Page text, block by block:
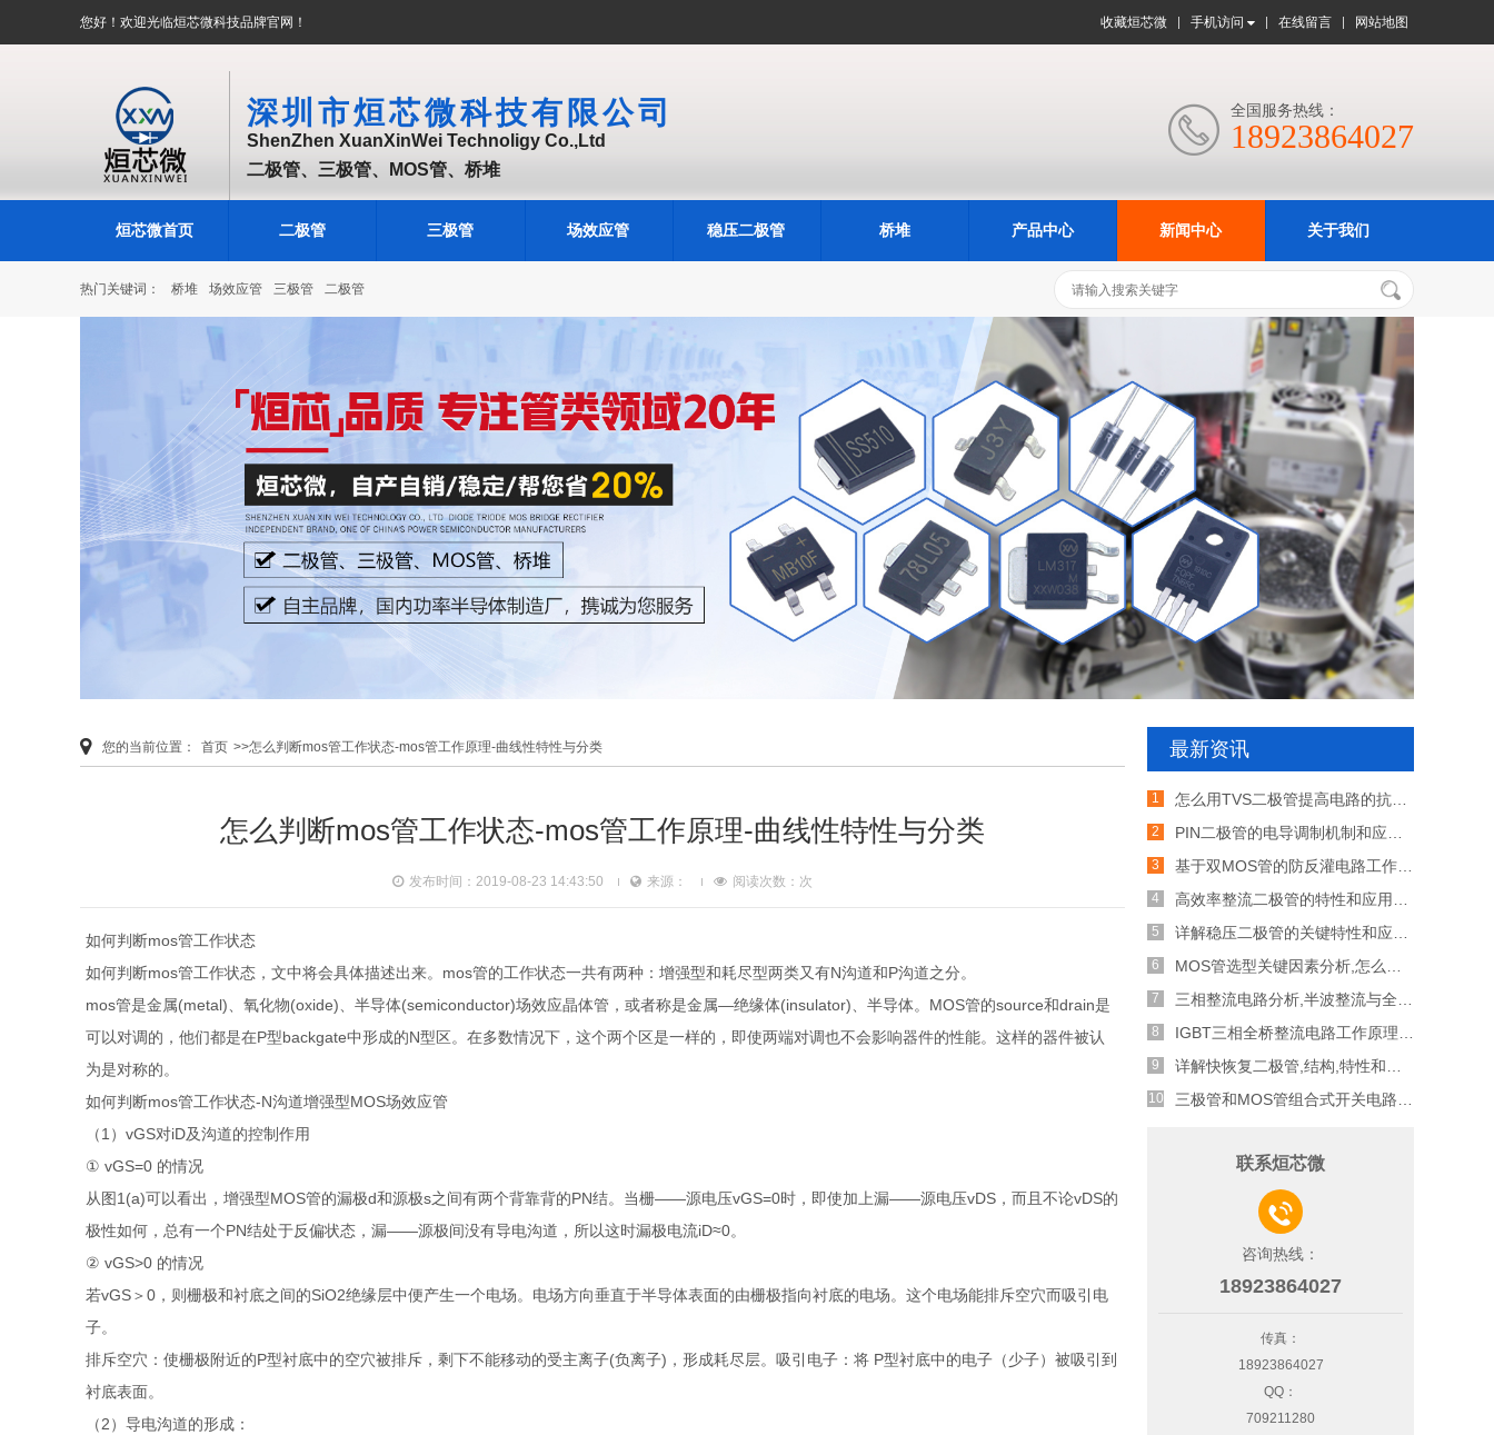
您好！欢迎光临烜芯微科技品牌官网！ 收藏烜芯微 手机访问 在线留言 网站地图
深圳市烜芯微科技有限公司
ShenZhen XuanXinWei Technoligy Co.,Ltd
二极管、三极管、MOS管、桥堆
 全国服务热线：
18923864027
烜芯微首页 二极管 三极管 场效应管 稳压二极管 桥堆 产品中心 新闻中心 关于我们
热门关键词： 桥堆 场效应管 三极管 二极管
您的当前位置： 首页 >>怎么判断mos管工作状态-mos管工作原理-曲线性特性与分类
怎么判断mos管工作状态-mos管工作原理-曲线性特性与分类
发布时间：2019-08-23 14:43:50 来源： 阅读次数： 次
如何判断mos管工作状态
如何判断mos管工作状态，文中将会具体描述出来。mos管的工作状态一共有两种：增强型和耗尽型两类又有N沟道和P沟道之分。
mos管是金属(metal)、氧化物(oxide)、半导体(semiconductor)场效应晶体管，或者称是金属—绝缘体(insulator)、半导体。MOS管的source和drain是
可以对调的，他们都是在P型backgate中形成的N型区。在多数情况下，这个两个区是一样的，即使两端对调也不会影响器件的性能。这样的器件被认
为是对称的。
如何判断mos管工作状态-N沟道增强型MOS场效应管
（1）vGS对iD及沟道的控制作用
① vGS=0 的情况
从图1(a)可以看出，增强型MOS管的漏极d和源极s之间有两个背靠背的PN结。当栅——源电压vGS=0时，即使加上漏——源电压vDS，而且不论vDS的
极性如何，总有一个PN结处于反偏状态，漏——源极间没有导电沟道，所以这时漏极电流iD≈0。
② vGS>0 的情况
若vGS＞0，则栅极和衬底之间的SiO2绝缘层中便产生一个电场。电场方向垂直于半导体表面的由栅极指向衬底的电场。这个电场能排斥空穴而吸引电
子。
排斥空穴：使栅极附近的P型衬底中的空穴被排斥，剩下不能移动的受主离子(负离子)，形成耗尽层。吸引电子：将 P型衬底中的电子（少子）被吸引到
衬底表面。
（2）导电沟道的形成：
最新资讯
怎么用TVS二极管提高电路的抗突波能力
PIN二极管的电导调制机制和应用介绍
基于双MOS管的防反灌电路工作原理介绍
高效率整流二极管的特性和应用介绍
详解稳压二极管的关键特性和应用原理
MOS管选型关键因素分析,怎么选择合适的参数
三相整流电路分析,半波整流与全波整流的工作原理
IGBT三相全桥整流电路工作原理介绍
详解快恢复二极管,结构,特性和应用介绍
三极管和MOS管组合式开关电路分析
联系烜芯微

咨询热线：
18923864027
传真：
18923864027
QQ：
709211280